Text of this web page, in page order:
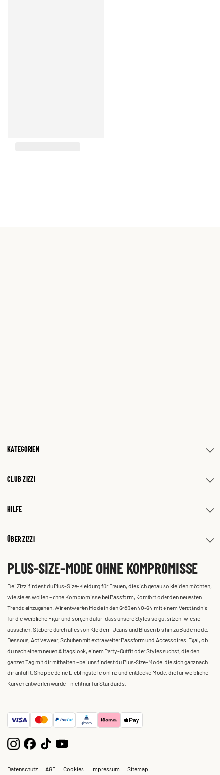
KATEGORIEN
CLUB ZIZZI
HILFE
ÜBER ZIZZI
PLUS-SIZE-MODE OHNE KOMPROMISSE
Bei Zizzi findest du Plus-Size-Kleidung für Frauen, die sich genau so kleiden möchten,
wie sie es wollen – ohne Kompromisse bei Passform, Komfort oder den neuesten
Trends einzugehen. Wir entwerfen Mode in den Größen 40-64 mit einem Verständnis
für die weibliche Figur und sorgen dafür, dass unsere Styles so gut sitzen, wie sie
aussehen. Stöbere durch alles von Kleidern, Jeans und Blusen bis hin zu Bademode,
Dessous, Activewear, Schuhen mit extra weiter Passform und Accessoires. Egal, ob
du nach einem neuen Alltagslook, einem Party-Outfit oder Styles suchst, die den
ganzen Tag mit dir mithalten – bei uns findest du Plus-Size-Mode, die sich ganz nach
dir anfühlt. Shoppe deine Lieblingsteile online und entdecke Mode, die für weibliche
Kurven entworfen wurde – nicht nur für Standards.
Datenschutz AGB Cookies Impressum Sitemap